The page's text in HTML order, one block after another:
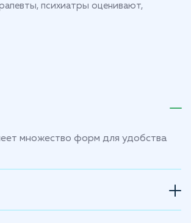
психиатры оценивают,
множество форм для удобства